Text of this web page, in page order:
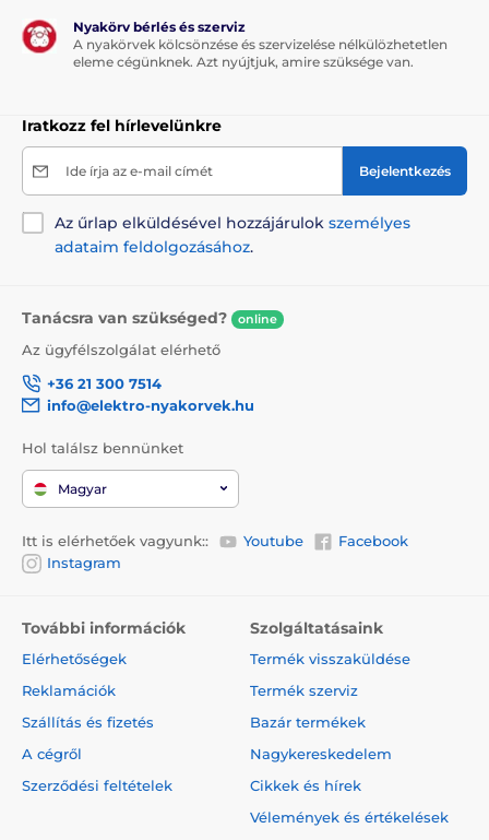
Nyakörv bérlés és szerviz
A nyakörvek kölcsönzése és szervizelése nélkülözhetetlen
eleme cégünknek. Azt nyújtjuk, amire szüksége van.
Iratkozz fel hírlevelünkre
Ide írja az e-mail címét Bejelentkezés
Az űrlap elküldésével hozzájárulok személyes
adataim feldolgozásához.
Tanácsra van szükséged? online
Az ügyfélszolgálat elérhető
+36 21 300 7514
info@elektro-nyakorvek.hu
Hol találsz bennünket
Magyar
Itt is elérhetőek vagyunk:: Youtube
Facebook
Instagram
További információk
Elérhetőségek
Reklamációk
Szállítás és fizetés
A cégről
Szerződési feltételek
Szolgáltatásaink
Termék visszaküldése
Termék szerviz
Bazár termékek
Nagykereskedelem
Cikkek és hírek
Vélemények és értékelések